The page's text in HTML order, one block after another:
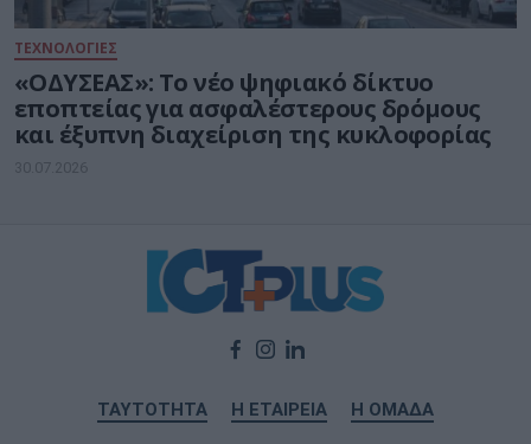
ΤΕΧΝΟΛΟΓΙΕΣ
«ΟΔΥΣΕΑΣ»: Το νέο ψηφιακό δίκτυο
εποπτείας για ασφαλέστερους δρόμους
και έξυπνη διαχείριση της κυκλοφορίας
30.07.2026
ΤΑΥΤΟΤΗΤΑ Η ΕΤΑΙΡΕΙΑ Η ΟΜΑΔΑ